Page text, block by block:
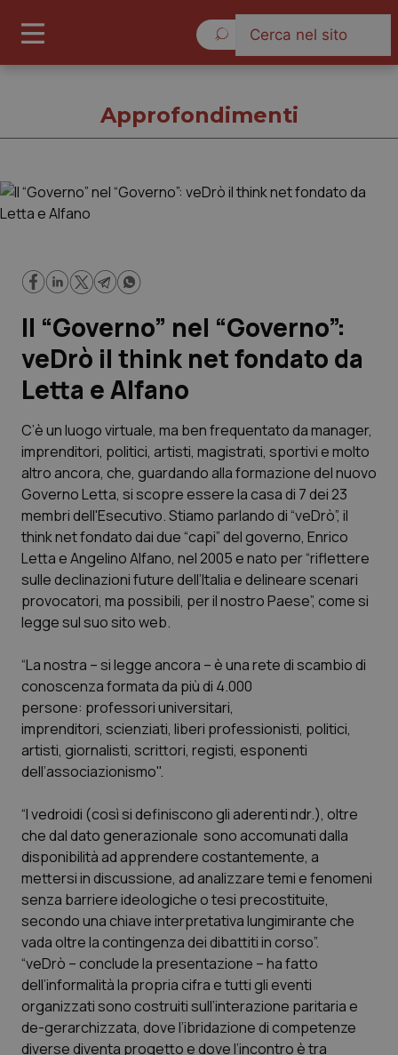
Governo e Parlamento
Regioni e Asl
Lavoro e Professioni
Scienza e Farmaci
Studi e Analisi
Lettere al direttore
Edizioni Regionali
QS Pro
Professionisti Sanitari.AI
Abruzzo
Basilicata
Calabria
Campania
Emilia-Romagna
Friuli Venezia Giulia
Lazio
Liguria
QS Pro Gold
Artrite & artrosi
Asma & BPCO
Car-T
Colesterolo & coronaropatie
Dermatite Atopica
Diabete & glucometri
Disturbi dell’umore
QS Club Newsletter
Approfondimenti
Il “Governo” nel “Governo”:
veDrò il think net fondato da
Letta e Alfano
C’è un luogo virtuale, ma ben frequentato da manager,
imprenditori, politici, artisti, magistrati, sportivi e molto
altro ancora, che, guardando alla formazione del nuovo
Governo Letta, si scopre essere la casa di 7 dei 23
membri dell'Esecutivo. Stiamo parlando di “veDrò”, il
think net fondato dai due “capi” del governo, Enrico
Letta e Angelino Alfano, nel 2005 e nato per “riflettere
sulle declinazioni future dell’Italia e delineare scenari
provocatori, ma possibili, per il nostro Paese”, come si
legge sul suo sito web.
“La nostra – si legge ancora – è una rete di scambio di
conoscenza formata da più di 4.000
persone: professori universitari,
imprenditori, scienziati, liberi professionisti, politici,
artisti, giornalisti, scrittori, registi, esponenti
dell’associazionismo".
“I vedroidi (così si definiscono gli aderenti ndr.), oltre
che dal dato generazionale sono accomunati dalla
disponibilità ad apprendere costantemente, a
mettersi in discussione, ad analizzare temi e fenomeni
senza barriere ideologiche o tesi precostituite,
secondo una chiave interpretativa lungimirante che
vada oltre la contingenza dei dibattiti in corso”.
“veDrò – conclude la presentazione – ha fatto
dell’informalità la propria cifra e tutti gli eventi
organizzati sono costruiti sull’interazione paritaria e
de-gerarchizzata, dove l’ibridazione di competenze
diverse diventa progetto e dove l’incontro è tra